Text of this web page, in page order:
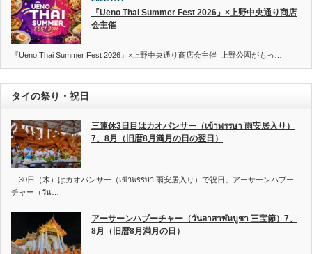
『Ueno Thai Summer Fest 2026』×上野中央通り商店
会主催
『Ueno Thai Summer Fest 2026』×上野中央通り商店会主催 上野公園がもっ…
タイの祭り・祝日
三連休3日目はカオパンサー（เข้าพรรษา 雨安居入り）
7、8月（旧暦8月満月の日の翌日）
30日（木）はカオパンサー（เข้าพรรษา 雨安居入り）で祝日。アーサーンハブー
チャー（วัน…
アーサーンハブーチャー（วันอาสาฬหบูชา 三宝節）7、
8月（旧暦8月満月の日）